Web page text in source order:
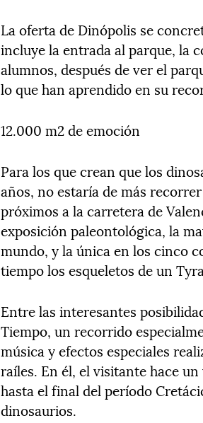
La oferta de Dinópolis se
incluye la entrada al parque, la
alumnos, después de ver el
lo que han aprendido en su
12.000 m2 de emoción
Para los que crean que los
años, no estaría de más
próximos a la carretera de
exposición paleontológica, la
mundo, y la única en los cinco
tiempo los esqueletos de un
Entre las interesantes
Tiempo, un recorrido
música y efectos especiales
raíles. En él, el visitante hace
hasta el final del período
dinosaurios.